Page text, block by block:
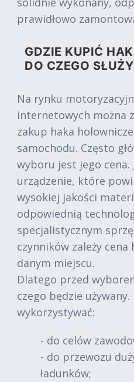
prawidłowo
GDZIE KUPIĆ
DO CZEGO
Na rynku
internetowych można
zakup haka
samochodu. Często
wyboru jest jego cena.
urządzenie, które
wysokiej jakości
odpowiednią
specjalistycznym
czynników zależy
danym miejscu.
Dlatego przed
czego będzie używany.
wykorzystywać:
- do celów
- do przewozu
ładunków;